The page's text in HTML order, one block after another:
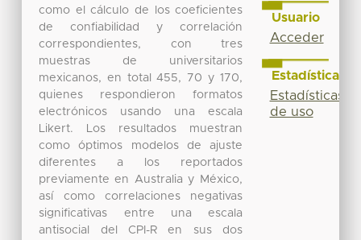
como el cálculo de los coeficientes
de confiabilidad y correlación
correspondientes, con tres
muestras de universitarios
mexicanos, en total 455, 70 y 170,
quienes respondieron formatos
electrónicos usando una escala
Likert. Los resultados muestran
como óptimos modelos de ajuste
diferentes a los reportados
previamente en Australia y México,
así como correlaciones negativas
significativas entre una escala
antisocial del CPI-R en sus dos
Usuario
Acceder
Estadísticas
Estadísticas
de uso